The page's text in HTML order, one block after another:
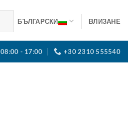
БЪЛГАРСКИ ВЛИЗАНЕ
08:00 - 17:00 +30 2310 555540